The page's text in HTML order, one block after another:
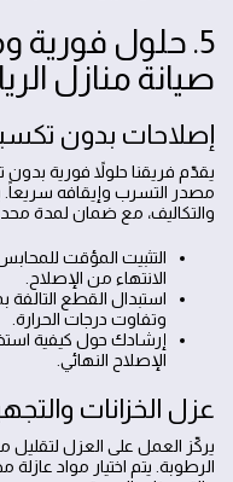
5. حلول فورية
صيانة منازل
إصلاحات بدون
يقدّم فريقنا حلولاً فورية بدون
مصدر التسرب وإيقافه
والتكاليف، مع ضمان لمدة
التثبيت المؤقت
الانتهاء من الإصلاح.
استبدال القطع
وتفاوت درجات الحرارة.
إرشادك حول كيفية
الإصلاح النهائي.
عزل الخزانات
يركّز العمل على العزل لتقليل
الرطوبة. يتم اختيار مواد